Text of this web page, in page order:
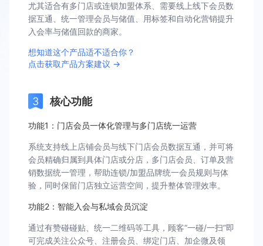
尤其适合有多门店或连锁加盟体系、需要线上线下会员数
据互通、统一管理会员与储值、用标签和自动化营销提升
入会率与储值回款的商家。
想知道这个产品适不适合你？
点击获取产品方案建议 →
核心功能
功能1：门店会员一体化管理与多门店统一运营
系统支持线上店铺会员与线下门店会员数据互通，并可将
会员精确归属到具体门店或分店，多门店会员、订单及营
销数据统一管理，帮助连锁/加盟品牌统一会员规则与体
验，同时保留门店独立运营空间，提升整体管理效率。
功能2：智能入会与私域会员沉淀
通过有赞碰碰贴、统一二维码等工具，顾客“一碰/一扫”即
可完成关注公众号、注册会员、绑定门店、加企微及领